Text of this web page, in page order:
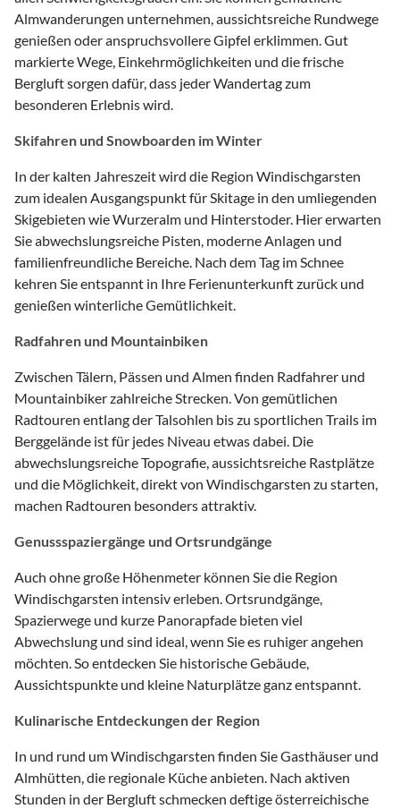
Almwanderungen unternehmen, aussichtsreiche Rundwege
genießen oder anspruchsvollere Gipfel erklimmen. Gut
markierte Wege, Einkehrmöglichkeiten und die frische
Bergluft sorgen dafür, dass jeder Wandertag zum
besonderen Erlebnis wird.
Skifahren und Snowboarden im Winter
In der kalten Jahreszeit wird die Region Windischgarsten
zum idealen Ausgangspunkt für Skitage in den umliegenden
Skigebieten wie Wurzeralm und Hinterstoder. Hier erwarten
Sie abwechslungsreiche Pisten, moderne Anlagen und
familienfreundliche Bereiche. Nach dem Tag im Schnee
kehren Sie entspannt in Ihre Ferienunterkunft zurück und
genießen winterliche Gemütlichkeit.
Radfahren und Mountainbiken
Zwischen Tälern, Pässen und Almen finden Radfahrer und
Mountainbiker zahlreiche Strecken. Von gemütlichen
Radtouren entlang der Talsohlen bis zu sportlichen Trails im
Berggelände ist für jedes Niveau etwas dabei. Die
abwechslungsreiche Topografie, aussichtsreiche Rastplätze
und die Möglichkeit, direkt von Windischgarsten zu starten,
machen Radtouren besonders attraktiv.
Genussspaziergänge und Ortsrundgänge
Auch ohne große Höhenmeter können Sie die Region
Windischgarsten intensiv erleben. Ortsrundgänge,
Spazierwege und kurze Panorapfade bieten viel
Abwechslung und sind ideal, wenn Sie es ruhiger angehen
möchten. So entdecken Sie historische Gebäude,
Aussichtspunkte und kleine Naturplätze ganz entspannt.
Kulinarische Entdeckungen der Region
In und rund um Windischgarsten finden Sie Gasthäuser und
Almhütten, die regionale Küche anbieten. Nach aktiven
Stunden in der Bergluft schmecken deftige österreichische